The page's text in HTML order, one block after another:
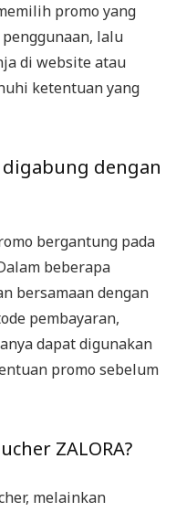
promo yang
lalu
di website atau
ketentuan yang
digabung dengan
bergantung pada
beberapa
bersamaan dengan
pembayaran,
dapat digunakan
promo sebelum
ZALORA?
melainkan